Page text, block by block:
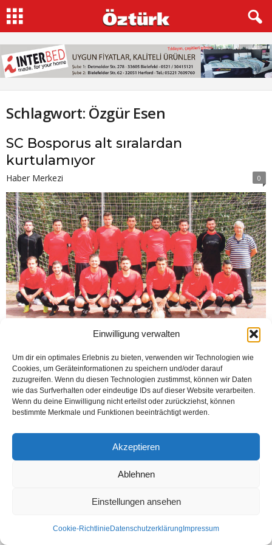
Einwilligung verwalten
Um dir ein optimales Erlebnis zu bieten, verwenden wir Technologien wie
Cookies, um Geräteinformationen zu speichern und/oder darauf
zuzugreifen. Wenn du diesen Technologien zustimmst, können wir Daten
wie das Surfverhalten oder eindeutige IDs auf dieser Website verarbeiten.
Wenn du deine Einwilligung nicht erteilst oder zurückziehst, können
bestimmte Merkmale und Funktionen beeinträchtigt werden.
Akzeptieren
Ablehnen
Einstellungen ansehen
Cookie-Richtlinie Datenschutzerklärung Impressum
Schlagwort: Özgür Esen
SC Bosporus alt sıralardan
kurtulamıyor
Haber Merkezi 0
BIELEFELD (Öztürk) SC Bosporus Bielefeld 2016/2017 Futbol Sezonuna kötü
cetvelinde de bir türlü alt sıralardan kurtulamadı. As...
Weiterlesen